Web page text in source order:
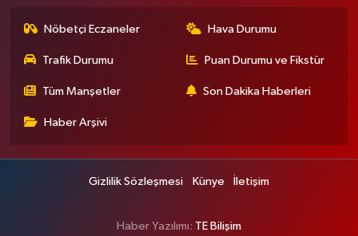
Nöbetçi Eczaneler Hava Durumu
Trafik Durumu Puan Durumu ve Fikstür
Tüm Manşetler Son Dakika Haberleri
Haber Arşivi
Gizlilik Sözleşmesi Künye İletişim
Haber Yazılımı: TE Bilişim